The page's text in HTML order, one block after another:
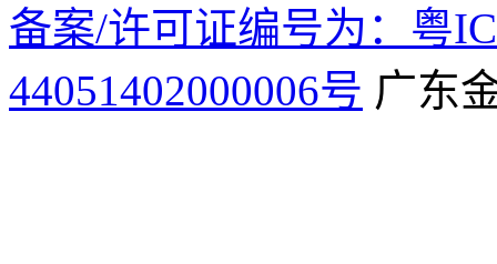
备案/许可证编号为：粤
44051402000006号 广东